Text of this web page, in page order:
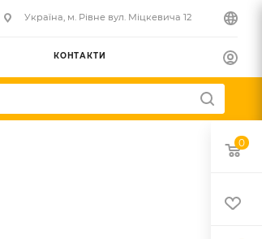
Українa, м. Рівне вул. Міцкевича 12
КОНТАКТИ
0